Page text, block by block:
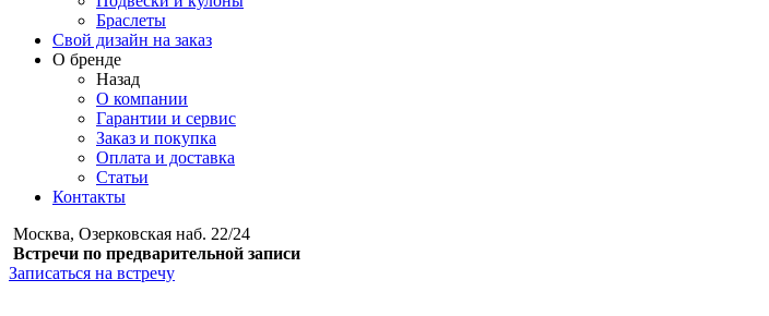
Браслеты
Свой дизайн на заказ
О бренде
Назад
О компании
Гарантии и сервис
Заказ и покупка
Оплата и доставка
Статьи
Контакты
Москва, Озерковская наб. 22/24
Встречи по предварительной записи
Записаться на встречу